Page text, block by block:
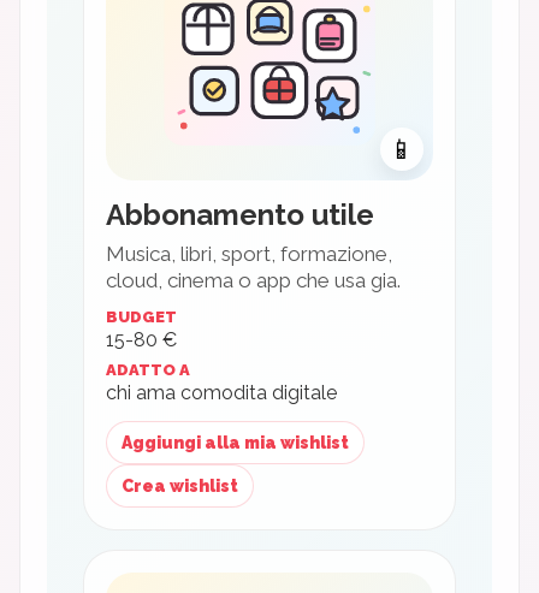
📱
Abbonamento utile
Musica, libri, sport, formazione,
cloud, cinema o app che usa gia.
BUDGET
15-80 €
ADATTO A
chi ama comodita digitale
Aggiungi alla mia wishlist
Crea wishlist